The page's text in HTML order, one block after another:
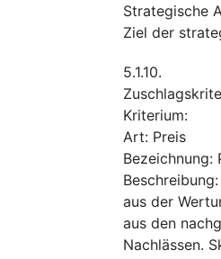
Strategische
Ziel der
5.1.10.
Kriterium:
Art: Preis
Bezeichnung:
Beschreibung:
aus der
aus den
Nachlässen.